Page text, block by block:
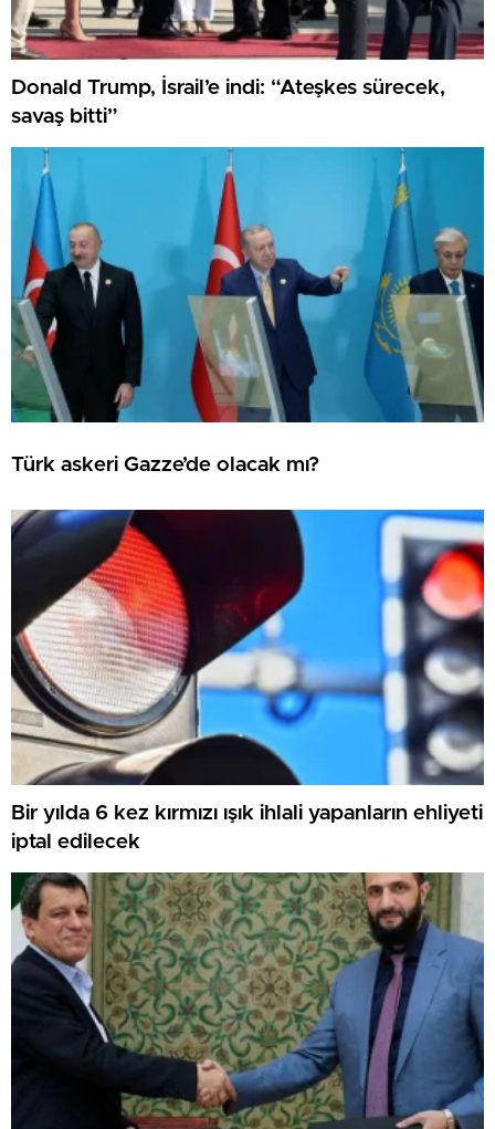
Donald Trump, İsrail’e indi: “Ateşkes sürecek,
savaş bitti”
Türk askeri Gazze’de olacak mı?
Bir yılda 6 kez kırmızı ışık ihlali yapanların ehliyeti
iptal edilecek